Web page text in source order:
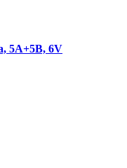
5A+5B, 6V